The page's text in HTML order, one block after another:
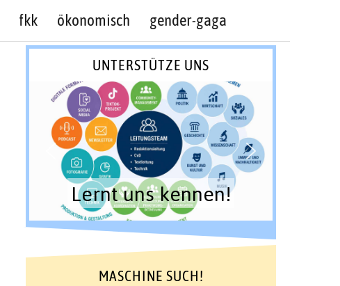
fkk ökonomisch gender-gaga
UNTERSTÜTZE UNS
Lernt uns kennen!
MASCHINE SUCH!